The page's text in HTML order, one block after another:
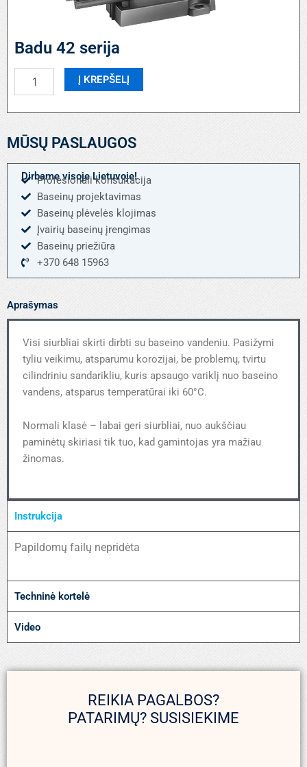
Badu 42 serija
kiekis:
42
Į KREPŠELĮ
MŪSŲ PASLAUGOS
Dirbame visoje Lietuvoje!
Profesionali konsultacija
Baseinų projektavimas
Baseinų plėvelės klojimas
Įvairių baseinų įrengimas
Baseinų priežiūra
+370 648 15963
Aprašymas
Visi siurbliai skirti dirbti su baseino vandeniu. Pasižymi
tyliu veikimu, atsparumu korozijai, be problemų, tvirtu
cilindriniu sandarikliu, kuris apsaugo variklį nuo baseino
vandens, atsparus temperatūrai iki 60°C.
Normali klasė – labai geri siurbliai, nuo aukščiau
paminėtų skiriasi tik tuo, kad gamintojas yra mažiau
žinomas.
Instrukcija
Papildomų failų nepridėta
Techninė kortelė
Video
REIKIA PAGALBOS?
PATARIMŲ? SUSISIEKIME